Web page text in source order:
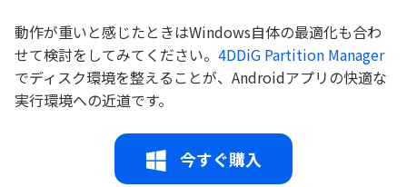
動作が重いと感じたときはWindows自体の最適化も合わ
せて検討をしてみてください。 4DDiG Partition Manager
でディスク環境を整えることが、Androidアプリの快適な
実行環境への近道です。
今すぐ購入